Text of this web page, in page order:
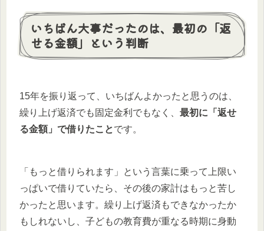
いちばん大事だったのは、最初の「返
せる金額」という判断
15年を振り返って、いちばんよかったと思うのは、
繰り上げ返済でも固定金利でもなく、 最初に「返せ
る金額」で借りたことです。
「もっと借りられます」という言葉に乗って上限い
っぱいで借りていたら、その後の家計はもっと苦し
かったと思います。繰り上げ返済もできなかったか
もしれないし、子どもの教育費が重なる時期に身動